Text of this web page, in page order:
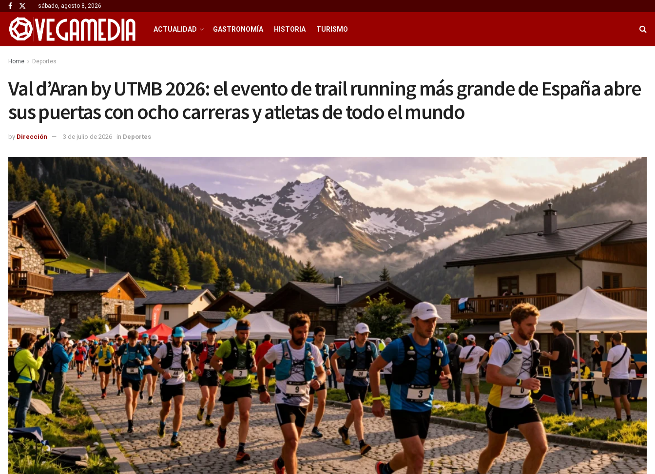
sábado, agosto 8, 2026
ACTUALIDAD GASTRONOMÍA HISTORIA TURISMO
Home Deportes
Val d’Aran by UTMB 2026: el evento de trail running más grande de España abre
sus puertas con ocho carreras y atletas de todo el mundo
by Dirección 3 de julio de 2026 in Deportes